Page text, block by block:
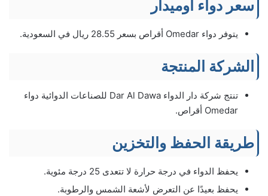
سعر دواء أوميدار
يتوفر دواء Omedar أقراص بسعر 28.55 ريال في السعودية.
الشركة المنتجة
تنتج شركة دار الدواء Dar Al Dawa للصناعات الدوائية دواء
Omedar أقراص.
طريقة الحفظ والتخزين
يحفظ الدواء في درجة حرارة لا تتعدى 25 درجة مئوية.
يحفظ بعيدًا عن التعرض لأشعة الشمس والرطوبة.